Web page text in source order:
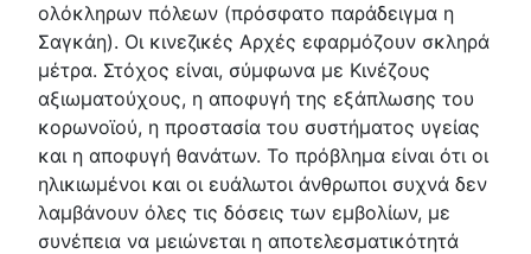
ολόκληρων πόλεων (πρόσφατο παράδειγμα η
Σαγκάη). Οι κινεζικές Αρχές εφαρμόζουν σκληρά
μέτρα. Στόχος είναι, σύμφωνα με Κινέζους
αξιωματούχους, η αποφυγή της εξάπλωσης του
κορωνοϊού, η προστασία του συστήματος υγείας
και η αποφυγή θανάτων. Το πρόβλημα είναι ότι οι
ηλικιωμένοι και οι ευάλωτοι άνθρωποι συχνά δεν
λαμβάνουν όλες τις δόσεις των εμβολίων, με
συνέπεια να μειώνεται η αποτελεσματικότητά